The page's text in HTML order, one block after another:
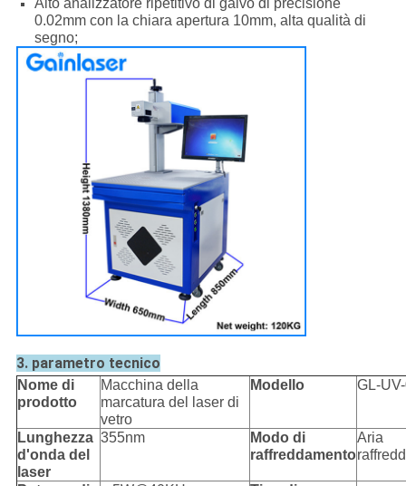
Alto analizzatore ripetitivo di galvo di precisione
0.02mm con la chiara apertura 10mm, alta qualità di
segno;
3. parametro tecnico
Nome di
prodotto
Macchina della
marcatura del laser di
vetro
Modello GL-
Lunghezza
d'onda del
laser
355nm
Modo di
raffreddamento
Aria